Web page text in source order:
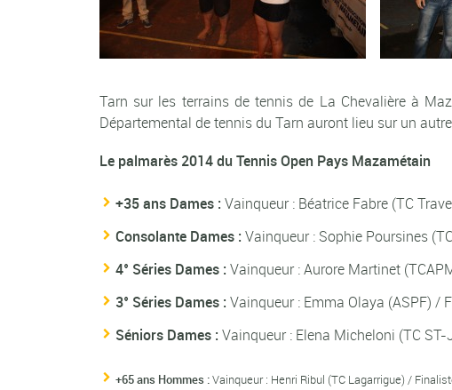
Tarn sur les terrains de tennis de La Chevalière à
Départemental de tennis du Tarn auront lieu sur un
Le palmarès 2014 du Tennis Open Pays Mazamétain
+35 ans Dames : Vainqueur : Béatrice Fabre (TC
Consolante Dames : Vainqueur : Sophie Poursines
4° Séries Dames : Vainqueur : Aurore Martinet
3° Séries Dames : Vainqueur : Emma Olaya (ASPF) /
Séniors Dames : Vainqueur : Elena Micheloni (TC
+65 ans Hommes :Vainqueur : Henri Ribul (TC Lagarrigue) /